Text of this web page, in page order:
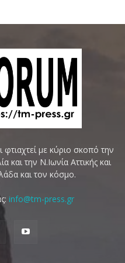
με κύριο σκοπό την
την Ν.Ιωνία Αττικής και
και τον κόσμο.
info@tm-press.gr